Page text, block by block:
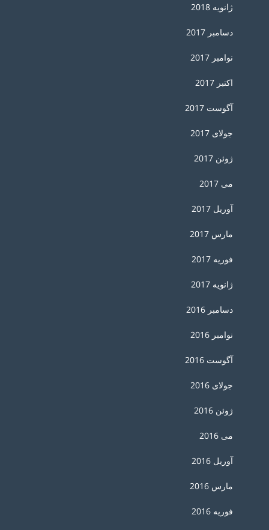
ژانویه 2018
دسامبر 2017
نوامبر 2017
اکتبر 2017
آگوست 2017
جولای 2017
ژوئن 2017
می 2017
آوریل 2017
مارس 2017
فوریه 2017
ژانویه 2017
دسامبر 2016
نوامبر 2016
آگوست 2016
جولای 2016
ژوئن 2016
می 2016
آوریل 2016
مارس 2016
فوریه 2016